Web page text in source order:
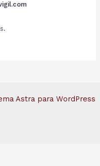
Astra para WordPress